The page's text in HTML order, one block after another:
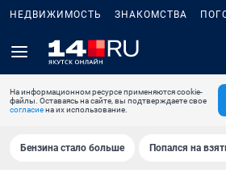
НЕДВИЖИМОСТЬ ЗНАКОМСТВА
На информационном ресурсе применяются cookie-
файлы. Оставаясь на сайте, вы подтверждаете свое
согласиена их использование.
Бензина стало больше Попался на